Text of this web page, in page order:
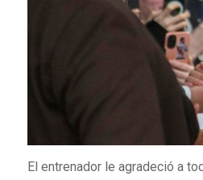
El entrenador le agradeció a